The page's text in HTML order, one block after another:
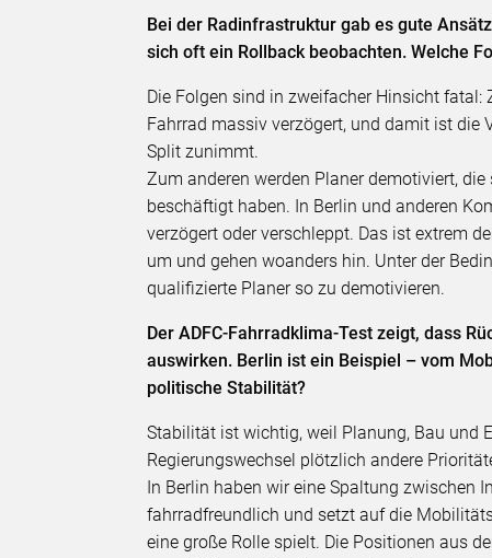
Bei der Radinfrastruktur gab es gute
sich oft ein Rollback beobachten. Welche
Die Folgen sind in zweifacher Hinsicht
Fahrrad massiv verzögert, und damit ist die
Split zunimmt.
Zum anderen werden Planer demotiviert,
beschäftigt haben. In Berlin und anderen
verzögert oder verschleppt. Das ist extrem
um und gehen woanders hin. Unter der
qualifizierte Planer so zu demotivieren.
Der ADFC-Fahrradklima-Test zeigt, dass
auswirken. Berlin ist ein Beispiel – vom
politische Stabilität?
Stabilität ist wichtig, weil Planung, Bau und
Regierungswechsel plötzlich andere
In Berlin haben wir eine Spaltung zwischen
fahrradfreundlich und setzt auf die
eine große Rolle spielt. Die Positionen aus